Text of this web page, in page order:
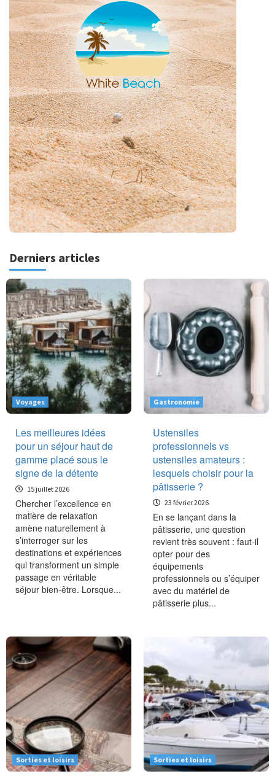
Derniers articles
Voyages
Les meilleures idées
pour un séjour haut de
gamme placé sous le
signe de la détente
15 juillet 2026
Chercher l’excellence en
matière de relaxation
amène naturellement à
s’interroger sur les
destinations et expériences
qui transforment un simple
passage en véritable
séjour bien-être. Lorsque...
Gastronomie
Ustensiles
professionnels vs
ustensiles amateurs :
lesquels choisir pour la
pâtisserie ?
23 février 2026
En se lançant dans la
pâtisserie, une question
revient très souvent : faut-il
opter pour des
équipements
professionnels ou s’équiper
avec du matériel de
pâtisserie plus...
Sorties et loisirs Sorties et loisirs